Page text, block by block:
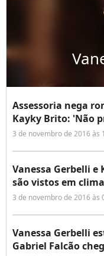
Assessoria nega
Kayky Brito: 'Não
3 de novembro de 2016 às
Vanessa Gerbelli
são vistos em
3 de novembro de 2016 às
Vanessa Gerbelli
Gabriel Falcão